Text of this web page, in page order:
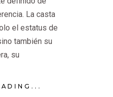
La casta
el estatus de
también su
su